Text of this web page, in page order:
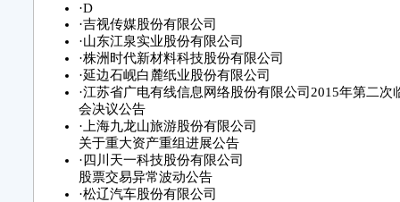
·D
·吉视传媒股份有限公司
·山东江泉实业股份有限公司
·株洲时代新材料科技股份有限公司
·延边石岘白麓纸业股份有限公司
·江苏省广电有线信息网络股份有限公司2015年第二次
会决议公告
· 上海九龙山旅游股份有限公司
关于重大资产重组进展公告
· 四川天一科技股份有限公司
股票交易异常波动公告
·松辽汽车股份有限公司